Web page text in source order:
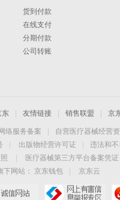
货到付款
在线支付
分期付款
公司转账
东 友情链接 销售联盟 京
络服务备案 自营医疗器械经营
出版物经营许可证
违法和
医疗器械第三方平台备案凭
下网站：
京东钱包
京东云